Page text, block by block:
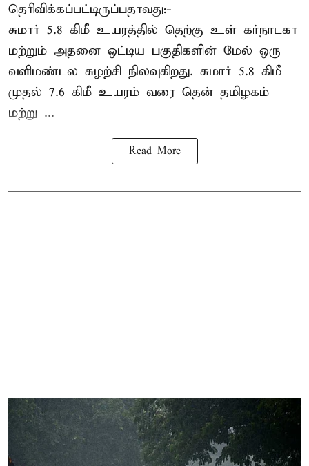
தெரிவிக்கப்பட்டிருப்பதாவது:-
சுமார் 5.8 கிமீ உயரத்தில் தெற்கு உள் கர்நாடகா
மற்றும் அதனை ஒட்டிய பகுதிகளின் மேல் ஒரு
வளிமண்டல சுழற்சி நிலவுகிறது. சுமார் 5.8 கிமீ
முதல் 7.6 கிமீ உயரம் வரை தென் தமிழகம்
மற்று ...
Read More